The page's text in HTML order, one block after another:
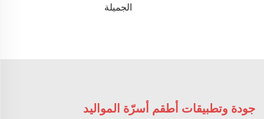
الجميلة
جودة وتطبيقات أطقم أسرّة المواليد